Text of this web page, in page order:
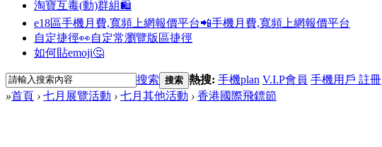
淘寶互毒(動)群組🛍️
e18區手機月費,寬頻上網報價平台📲手機月費,寬頻上網報價平台
自定捷徑👀自定常瀏覽版區捷徑
如何貼emoji🤔
搜索 搜索 熱搜: 手機plan V.I.P會員 手機用戶 註冊
»首頁 › 七月展覽活動 › 七月其他活動 › 香港國際飛鏢節